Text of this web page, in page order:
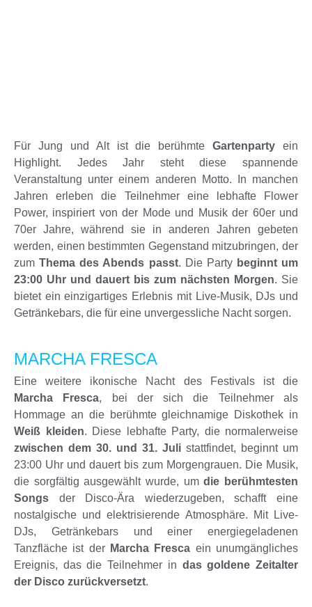
Für Jung und Alt ist die berühmteGartenparty ein
Highlight. Jedes Jahr steht diese spannende
Veranstaltung unter einem anderen Motto. In manchen
Jahren erleben die Teilnehmer eine lebhafte Flower
Power, inspiriert von der Mode und Musik der 60er und
70er Jahre, während sie in anderen Jahren gebeten
werden, einen bestimmten Gegenstand mitzubringen, der
zumThema des Abends passt. Die Party beginnt um
23:00 Uhr und dauert bis zum nächsten Morgen. Sie
bietet ein einzigartiges Erlebnis mit Live-Musik, DJs und
Getränkebars, die für eine unvergessliche Nacht sorgen.
MARCHA FRESCA
Eine weitere ikonische Nacht des Festivals ist die
Marcha Fresca, bei der sich die Teilnehmer als
Hommage an die berühmte gleichnamige Diskothek in
Weiß kleiden. Diese lebhafte Party, die normalerweise
zwischen dem 30. und 31. Juli stattfindet, beginnt um
23:00 Uhr und dauert bis zum Morgengrauen. Die Musik,
die sorgfältig ausgewählt wurde, umdie berühmtesten
Songs der Disco-Ära wiederzugeben, schafft eine
nostalgische und elektrisierende Atmosphäre. Mit Live-
DJs, Getränkebars und einer energiegeladenen
Tanzfläche ist der Marcha Fresca ein unumgängliches
Ereignis, das die Teilnehmer in das goldene Zeitalter
der Disco zurückversetzt.